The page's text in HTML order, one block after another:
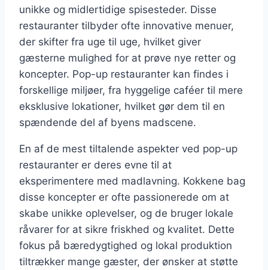
unikke og midlertidige spisesteder. Disse
restauranter tilbyder ofte innovative menuer,
der skifter fra uge til uge, hvilket giver
gæsterne mulighed for at prøve nye retter og
koncepter. Pop-up restauranter kan findes i
forskellige miljøer, fra hyggelige caféer til mere
eksklusive lokationer, hvilket gør dem til en
spændende del af byens madscene.
En af de mest tiltalende aspekter ved pop-up
restauranter er deres evne til at
eksperimentere med madlavning. Kokkene bag
disse koncepter er ofte passionerede om at
skabe unikke oplevelser, og de bruger lokale
råvarer for at sikre friskhed og kvalitet. Dette
fokus på bæredygtighed og lokal produktion
tiltrækker mange gæster, der ønsker at støtte